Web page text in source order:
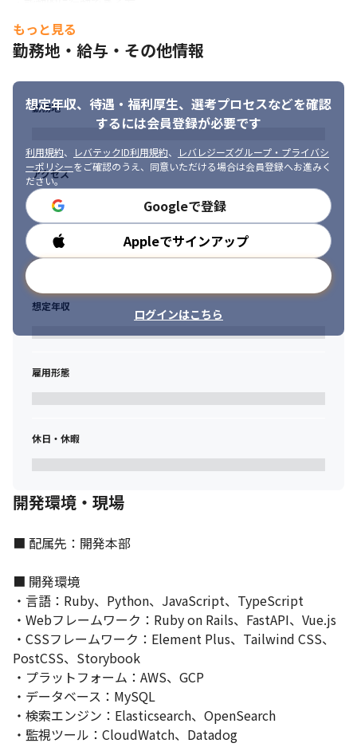
■ この仕事の面白み、魅力
・私たちの取り組みは契約のDXという社会課題解決に留まりませ
ん
を馴染ませることで“契約は、AIで交渉する時代”をつくり、事業
の高速化に貢献します
・前人未踏のチャレンジをモダンな技術で達成する面白みがあり
・契約業務を通じた事業の高速化でインパクトを与える市場は、
法務の人件費約3兆円を超えた日本のGDP約600兆円以上かもしれ
ません（2026年5月時点）
・MNTSQのプロダクトは、顧客の日常に浸透しているため、本当
に使用するプロダクトでAIを実装できます
・プロダクトにおいて、AIこそがコアな価値を生み出す源泉であ
り、AIの進化を取り込むことが顧客への提供価値最大化とMNTSQ
の事業成長に繋がります
・当社では、2025年8月に以下の2つの大きな意思決定をしました
∟今後1年の開発戦略をプロダクト全体のLLMネイティブ化に振り
∟上記の変革を、CEOがプロダクトの責任者として直接牽引する
＜募集背景＞
ます（例：トヨタ自動車株式会社・三菱商事株式会社・株式会社
ク株式会社）。
顧客が離れない盤石な事業基盤を築いています。
で、“契約はAIで交渉する時代”を目指し、事業の高速化に貢献し
“契約は、AIが交渉する時代へ”の実現には、継続的な既存プロダ
クトの伸長と、新規プロダクトの開発を両立させることが必要
となるリードエンジニアやテックリードが不可欠です。
リードエンジニアがいて解決できる課題は、開発ラインの増設だ
けではありません。
新しいアイデアを試すスピードを上げる・若手のエンジニアの育
成や引き上げのスピードを上げる・既存プロダクトのリファクタ
リング、リアーキテクチャのスピードを上げることを実現するた
めに、募集します。
もっと見る
勤務地・給与・その他情報
想定年収、待遇・福利厚生、 選考プロセスなどを確認
するには会員登録が必要です
利用規約、 レバテックID利用規約、
レバレジーズグループ・プライバシ
ーポリシーをご確認のうえ、同意いただける場合は会員登録へお進みく
ださい。
Googleで登録
Appleでサインアップ
ログインはこちら
勤務地
アクセス
勤務時間
想定年収
雇用形態
休日・休暇
開発環境・現場
■ 配属先：開発本部
■ 開発環境
・言語：Ruby、Python、JavaScript、TypeScript
・Webフレームワーク：Ruby on Rails、FastAPI、Vue.js
・CSSフレームワーク：Element Plus、Tailwind CSS、
PostCSS、Storybook
・プラットフォーム：AWS、GCP
・データベース：MySQL
・検索エンジン：Elasticsearch、OpenSearch
・監視ツール：CloudWatch、Datadog